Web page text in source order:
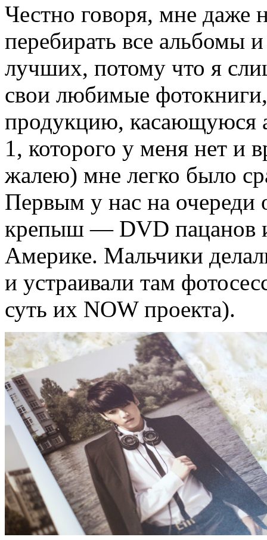
Честно говоря, мне даже
перебирать все альбомы
лучших, потому что я
свои любимые
продукцию, касающуюся
1, которого у меня нет и
жалею) мне легко было
Первым у нас на очереди
крепыш — DVD пацанов
Америке. Мальчики
и устраивали там
суть их NOW проекта).